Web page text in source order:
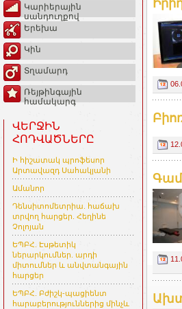
Կարիերային
սանդուղքով
Երեխա
Կին
Տղամարդ
Ռեյթինգային
համակարգ
ՎԵՐՋԻՆ
ՀՈԴՎԱԾՆԵՐԸ
Ի հիշատակ պրոֆեսոր
Արտավազդ Սահակյանի
Ամանոր
Դենսիտոմետրիա. հաճախ
տրվող հարցեր. Հեղինե
Չոլոյան
ԵՊԲՀ. Էսթետիկ
ներարկումներ. արդի
միտումներ և անվտանգային
հարցեր
ԵՊԲՀ. Բժիշկ-պացիենտ
հարաբերություններից մինչև